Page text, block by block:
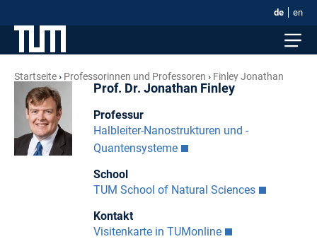
de en
Startseite Professorinnen und Professoren Finley Jonathan
Prof. Dr. Jonathan Finley
Professur
Halbleiter-Nanostrukturen und -
Quantensysteme
School
TUM School of Natural Sciences
Kontakt
Visitenkarte in TUMonline